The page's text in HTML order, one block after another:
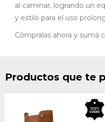
al caminar, logrando un
y estilo para el uso
Cómpralas ahora y sumá
Productos que te